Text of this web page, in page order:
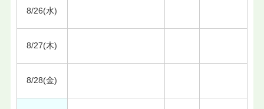
8/26(水)
8/27(木)
8/28(金)